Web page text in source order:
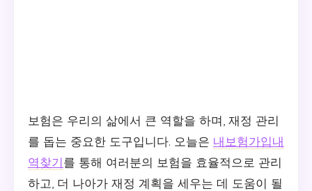
보험은 우리의 삶에서 큰 역할을 하며, 재정 관리
를 돕는 중요한 도구입니다. 오늘은 내보험가입내
역찾기를 통해 여러분의 보험을 효율적으로 관리
하고, 더 나아가 재정 계획을 세우는 데 도움이 될